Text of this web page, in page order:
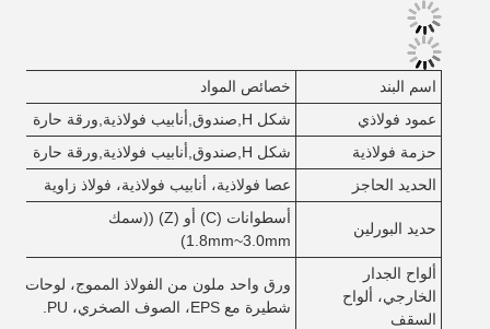
اسم البند خصائص المواد
عمود فولاذي
شكل H,صندوق,أنابيب فولاذية,ورقة حارة
حزمة فولاذية
شكل H,صندوق,أنابيب فولاذية,ورقة حارة
الحديد الحاجز
عصا فولاذية، أنابيب فولاذية، فولاذ زاوية
حديد البورلين
أسطوانات (C) أو (Z) ((سمك
1.8mm~3.0mm)
ألواح الجدار
الخارجي، ألواح
السقف
ورق واحد ملون من الفولاذ المموج، لوحات
شطيرة مع EPS، الصوف الصخري، PU.